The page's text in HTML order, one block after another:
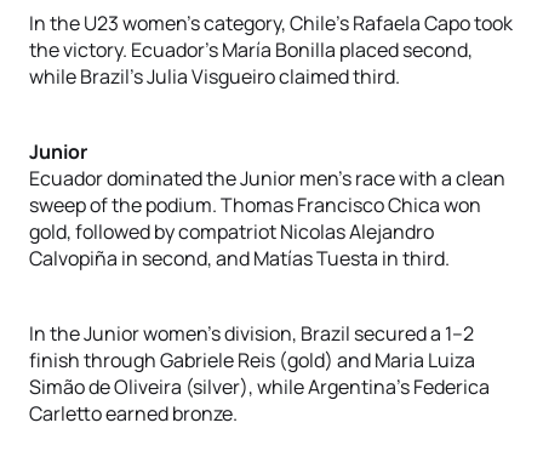
In the U23 women’s category, Chile’s Rafaela Capo took
the victory. Ecuador’s María Bonilla placed second,
while Brazil’s Julia Visgueiro claimed third.
Junior
Ecuador dominated the Junior men’s race with a clean
sweep of the podium. Thomas Francisco Chica won
gold, followed by compatriot Nicolas Alejandro
Calvopiña in second, and Matías Tuesta in third.
In the Junior women’s division, Brazil secured a 1–2
finish through Gabriele Reis (gold) and Maria Luiza
Simão de Oliveira (silver), while Argentina’s Federica
Carletto earned bronze.